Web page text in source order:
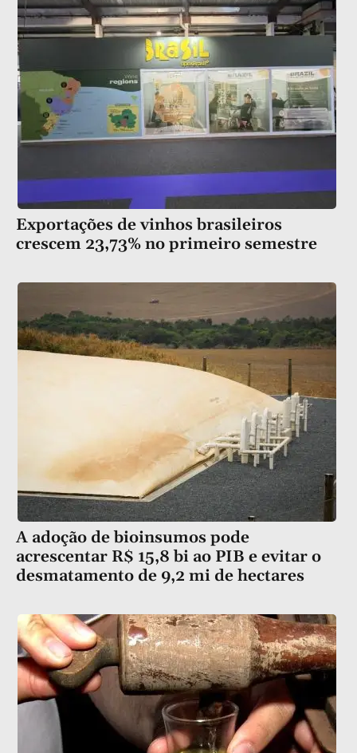
Exportações de vinhos brasileiros
crescem 23,73% no primeiro semestre
A adoção de bioinsumos pode
acrescentar R$ 15,8 bi ao PIB e evitar o
desmatamento de 9,2 mi de hectares